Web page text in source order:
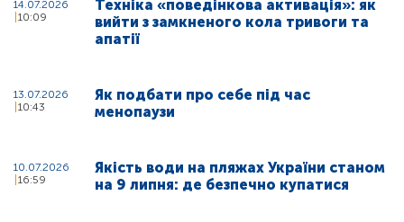
14.07.2026
10:09
Техніка «поведінкова активація»: як
вийти з замкненого кола тривоги та
апатії
13.07.2026
10:43
Як подбати про себе під час
менопаузи
10.07.2026
16:59
Якість води на пляжах України станом
на 9 липня: де безпечно купатися